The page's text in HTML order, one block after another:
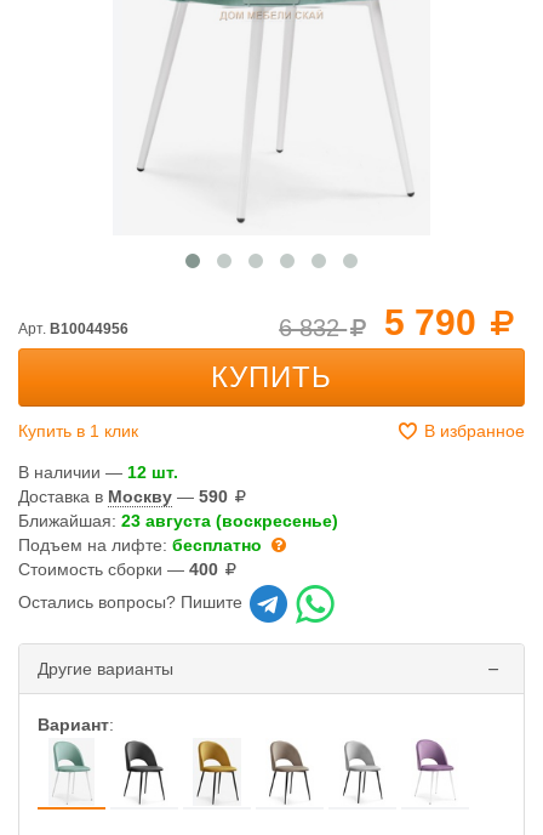
5 790
6 832
Арт. B10044956
КУПИТЬ
Купить в 1 клик В избранное
В наличии — 12 шт.
Доставка в Москву — 590
Ближайшая: 23 августа (воскресенье)
Подъем на лифте: бесплатно
Стоимость сборки — 400
Остались вопросы? Пишите
Другие варианты
Вариант: